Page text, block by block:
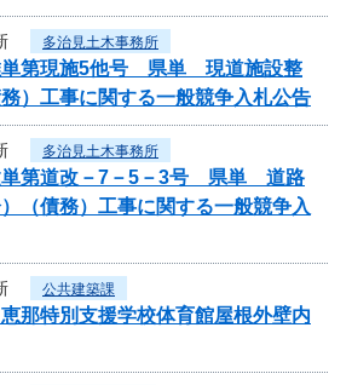
多治見土木事務所
単第現施5他号 県単 現道施設整
）工事に関する一般競争入札公告
多治見土木事務所
単第道改－7－5－3号 県単 道路
（債務）工事に関する一般競争入
公共建築課
恵那特別支援学校体育館屋根外壁内